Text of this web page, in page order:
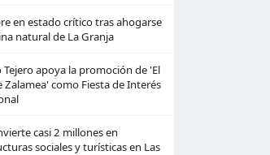
en estado crítico tras ahogarse
natural de La Granja
Tejero apoya la promoción de 'El
Zalamea' como Fiesta de Interés
casi 2 millones en
sociales y turísticas en Las